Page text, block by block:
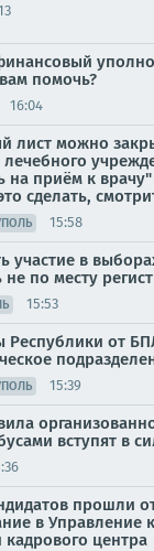
помочь?
16:04
лист можно
на приём к
сделать,
15:58
участие в
не по месту
15:53
Республики от
15:39
вступят в
прошли
в Управление
кадрового центра